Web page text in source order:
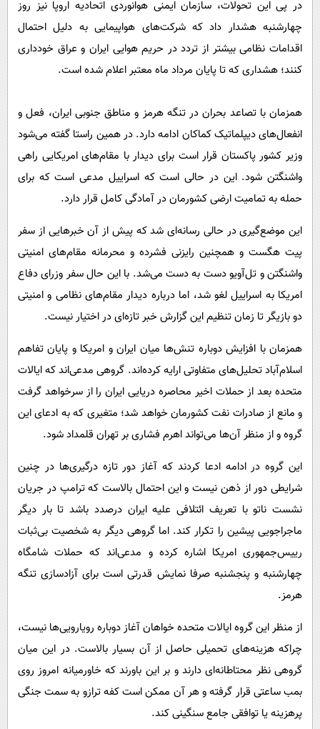
در پی این تحولات، سازمان ایمنی هوانوردی اتحادیه اروپا نیز روز
چهارشنبه هشدار داد که شرکت‌های هواپیمایی به دلیل احتمال
اقدامات نظامی بیشتر از تردد در حریم هوایی ایران و عراق خودداری
کنند؛ هشداری که تا پایان مرداد ماه معتبر اعلام شده است.
همزمان با تصاعد بحران در تنگه هرمز و مناطق جنوبی ایران، فعل و
انفعال‌های دیپلماتیک کماکان ادامه دارد. در همین راستا گفته می‌شود
وزیر کشور پاکستان قرار است برای دیدار با مقام‌های امریکایی راهی
واشنگتن شود. این در حالی است که اسراییل مدعی است که برای
حمله به تمامیت ارضی کشورمان در آمادگی کامل قرار دارد.
این موضع‌گیری در حالی رسانه‌ای شد که پیش از آن خبرهایی از سفر
پیت هگست و همچنین رایزنی فشرده و محرمانه مقام‌های امنیتی
واشنگتن و تل‌آویو دست به دست می‌شد. با این حال سفر وزرای دفاع
امریکا به اسراییل لغو شد، اما درباره دیدار مقام‌های نظامی و امنیتی
دو بازیگر تا زمان تنظیم این گزارش خبر تازه‌ای در اختیار نیست.
همزمان با افزایش دوباره تنش‌ها میان ایران و امریکا و پایان تفاهم
اسلام‌آباد تحلیل‌های متفاوتی ارایه کرده‌اند. گروهی مدعی‌اند که ایالات
متحده بعد از حملات اخیر محاصره دریایی ایران را از سرخواهد گرفت
و مانع از صادرات نفت کشورمان خواهد شد؛ متغیری که به ادعای این
گروه و از منظر آن‌ها می‌تواند اهرم فشاری بر تهران قلمداد شود.
این گروه در ادامه ادعا کردند که آغاز دور تازه درگیری‌ها در چنین
شرایطی دور از ذهن نیست و این احتمال بالاست که ترامپ در جریان
نشست ناتو با تعریف ائتلافی علیه ایران درصدد باشد تا بار دیگر
ماجراجویی پیشین را تکرار کند. اما گروهی دیگر به شخصیت بی‌ثبات
رییس‌جمهوری امریکا اشاره کرده و مدعی‌اند که حملات شامگاه
چهارشنبه و پنجشنبه صرفا نمایش قدرتی است برای آزادسازی تنگه
هرمز.
از منظر این گروه ایالات متحده خواهان آغاز دوباره رویارویی‌ها نیست،
چراکه هزینه‌های تحمیلی حاصل از آن بسیار بالاست. در این میان
گروهی نظر محتاطانه‌ای دارند و بر این باورند که خاورمیانه امروز روی
بمب ساعتی قرار گرفته و هر آن ممکن است کفه ترازو به سمت جنگی
پرهزینه یا توافقی جامع سنگینی کند.